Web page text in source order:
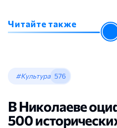
Читайте также
#Культура 576
В Николаеве
500